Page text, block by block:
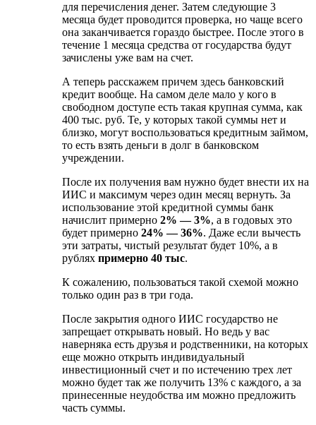
для перечисления денег. Затем следующие 3
месяца будет проводится проверка, но чаще всего
она заканчивается гораздо быстрее. После этого в
течение 1 месяца средства от государства будут
зачислены уже вам на счет.
А теперь расскажем причем здесь банковский
кредит вообще. На самом деле мало у кого в
свободном доступе есть такая крупная сумма, как
400 тыс. руб. Те, у которых такой суммы нет и
близко, могут воспользоваться кредитным займом,
то есть взять деньги в долг в банковском
учреждении.
После их получения вам нужно будет внести их на
ИИС и максимум через один месяц вернуть. За
использование этой кредитной суммы банк
начислит примерно 2% — 3%, а в годовых это
будет примерно 24% — 36%. Даже если вычесть
эти затраты, чистый результат будет 10%, а в
рублях примерно 40 тыс.
К сожалению, пользоваться такой схемой можно
только один раз в три года.
После закрытия одного ИИС государство не
запрещает открывать новый. Но ведь у вас
наверняка есть друзья и родственники, на которых
еще можно открыть индивидуальный
инвестиционный счет и по истечению трех лет
можно будет так же получить 13% с каждого, а за
принесенные неудобства им можно предложить
часть суммы.